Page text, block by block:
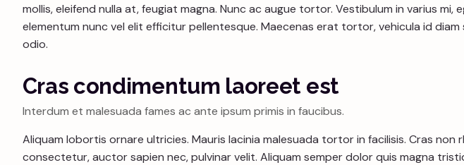
mollis, eleifend nulla at, feugiat magna. Nunc ac augue tortor. Vestibulum in varius mi,
elementum nunc vel elit efficitur pellentesque. Maecenas erat tortor, vehicula id diam
odio.
Cras condimentum laoreet est
Interdum et malesuada fames ac ante ipsum primis in faucibus.
Aliquam lobortis ornare ultricies. Mauris lacinia malesuada tortor in facilisis. Cras non
consectetur, auctor sapien nec, pulvinar velit. Aliquam semper dolor quis magna